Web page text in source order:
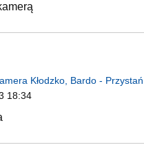
Kłodzko, Bardo -
18:34